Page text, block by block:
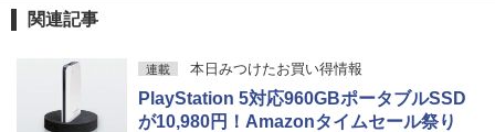
関連記事
連載 本日みつけたお買い得情報
PlayStation 5対応960GBポータブルSSD
が10,980円！Amazonタイムセール祭り